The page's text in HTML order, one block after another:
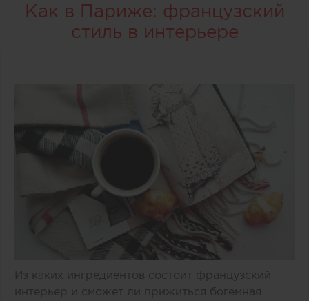
Как в Париже: французский
стиль в интерьере
Из каких ингредиентов состоит французский
интерьер и сможет ли прижиться богемная